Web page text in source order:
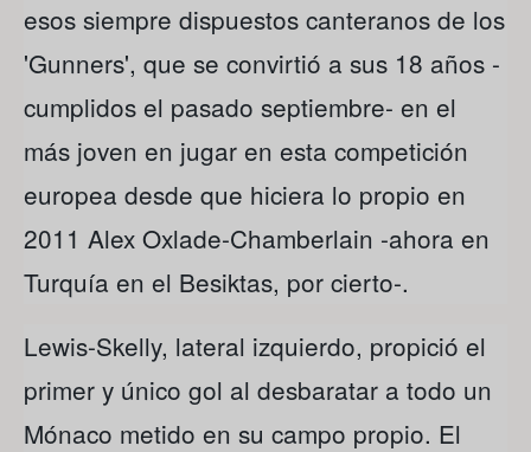
esos siempre dispuestos canteranos de los
'Gunners', que se convirtió a sus 18 años -
cumplidos el pasado septiembre- en el
más joven en jugar en esta competición
europea desde que hiciera lo propio en
2011 Alex Oxlade-Chamberlain -ahora en
Turquía en el Besiktas, por cierto-.
Lewis-Skelly, lateral izquierdo, propició el
primer y único gol al desbaratar a todo un
Mónaco metido en su campo propio. El